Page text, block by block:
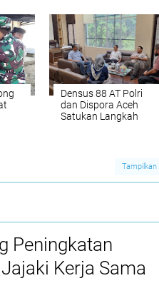
Kedekatan
Densus 88 AT Polri
dan Dispora Aceh
Satukan Langkah
Tampilkan
Peningkatan
Kerja Sama